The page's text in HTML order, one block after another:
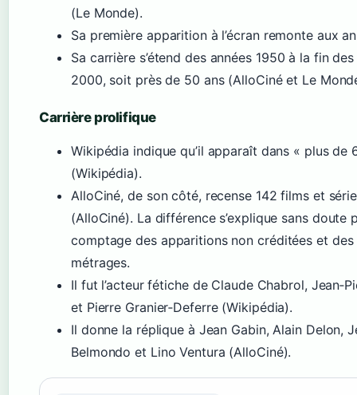
(Le Monde).
Sa première apparition à l’écran remonte aux
Sa carrière s’étend des années 1950 à la fin
2000, soit près de 50 ans (AlloCiné et Le
Carrière prolifique
Wikipédia indique qu’il apparaît dans « plus de
(Wikipédia).
AlloCiné, de son côté, recense 142 films et
(AlloCiné). La différence s’explique sans doute
comptage des apparitions non créditées et
métrages.
Il fut l’acteur fétiche de Claude Chabrol,
et Pierre Granier‑Deferre (Wikipédia).
Il donne la réplique à Jean Gabin, Alain Delon,
Belmondo et Lino Ventura (AlloCiné).